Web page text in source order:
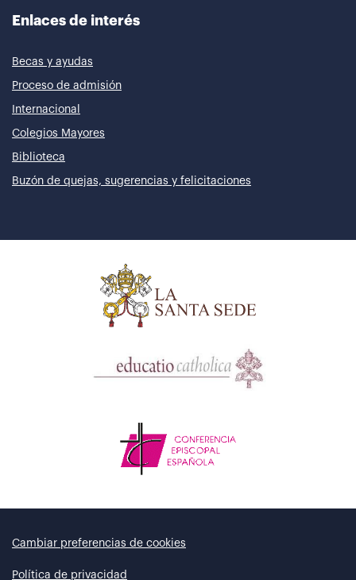
Enlaces de interés
Becas y ayudas
Proceso de admisión
Internacional
Colegios Mayores
Biblioteca
Buzón de quejas, sugerencias y felicitaciones
Cambiar preferencias de cookies
Política de privacidad